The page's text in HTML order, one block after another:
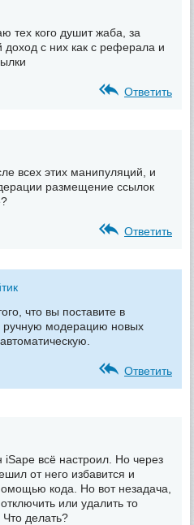
тех кого душит жаба, за
с них как с реферала и
Ответить
всех этих манипуляций, и
размещение ссылок
Ответить
что вы поставите в
ручную модерацию новых
Ответить
iSape всё настроил. Но через
от него избавится и
кода. Но вот незадача,
или удалить то
Что делать?